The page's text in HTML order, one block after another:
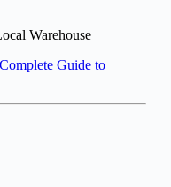
Warehouse
Guide to